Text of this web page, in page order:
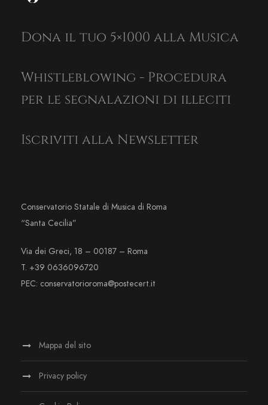
Dona il tuo 5×1000 alla Musica
Whistleblowing - Procedura
per le segnalazioni di illeciti
Iscriviti alla Newsletter
Conservatorio Statale di Musica di Roma
“Santa Cecilia”
Via dei Greci, 18 – 00187 – Roma
T. +39 0636096720
PEC: conservatorioroma@postecert.it
Mappa del sito
Privacy policy